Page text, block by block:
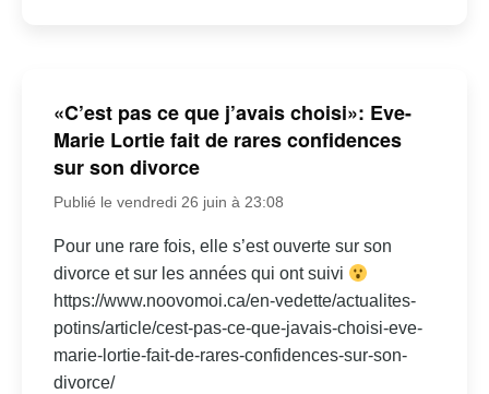
«C’est pas ce que j’avais choisi»: Eve-
Marie Lortie fait de rares confidences
sur son divorce
Publié le vendredi 26 juin à 23:08
Pour une rare fois, elle s’est ouverte sur son
divorce et sur les années qui ont suivi
https://www.noovomoi.ca/en-vedette/actualites-
potins/article/cest-pas-ce-que-javais-choisi-eve-
marie-lortie-fait-de-rares-confidences-sur-son-
divorce/